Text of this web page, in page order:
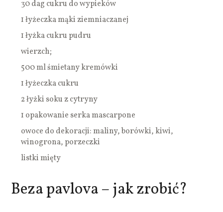
30 dag cukru do wypieków
1 łyżeczka mąki ziemniaczanej
1 łyżka cukru pudru
wierzch;
500 ml śmietany kremówki
1 łyżeczka cukru
2 łyżki soku z cytryny
1 opakowanie serka mascarpone
owoce do dekoracji: maliny, borówki, kiwi,
winogrona, porzeczki
listki mięty
Beza pavlova – jak zrobić?